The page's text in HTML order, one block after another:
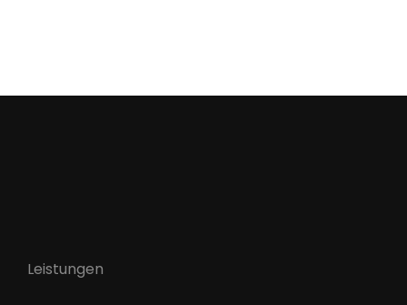
Leistungen